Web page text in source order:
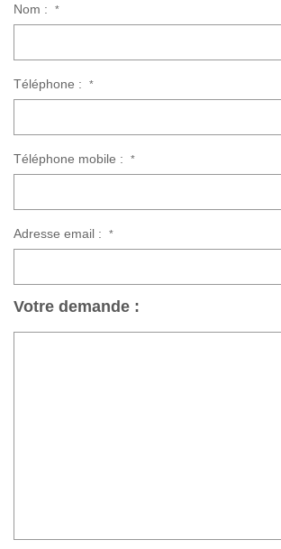
Nom : *
Téléphone : *
Téléphone mobile : *
Adresse email : *
Votre demande :